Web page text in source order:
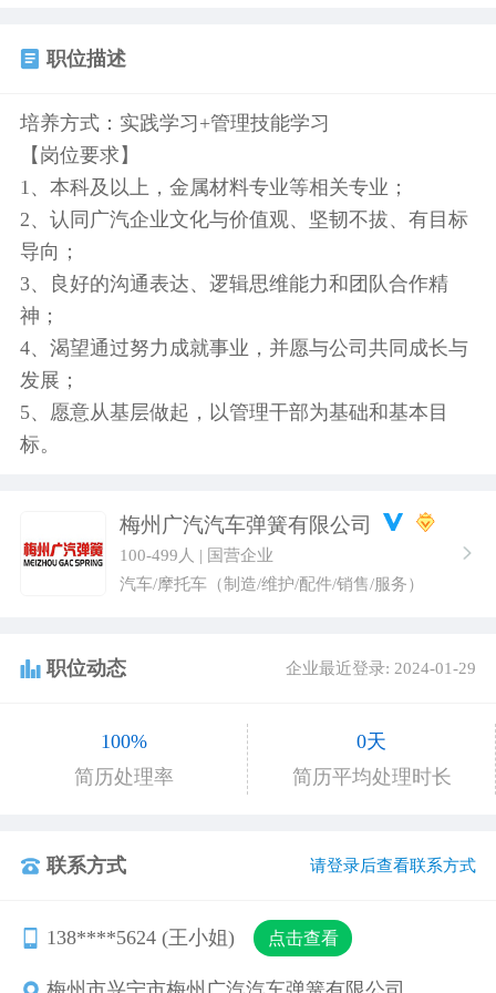
职位描述
培养方式：实践学习+管理技能学习
【岗位要求】
1、本科及以上，金属材料专业等相关专业；
2、认同广汽企业文化与价值观、坚韧不拔、有目标
导向；
3、良好的沟通表达、逻辑思维能力和团队合作精
神；
4、渴望通过努力成就事业，并愿与公司共同成长与
发展；
5、愿意从基层做起，以管理干部为基础和基本目
标。
梅州广汽汽车弹簧有限公司
100-499人 | 国营企业
汽车/摩托车（制造/维护/配件/销售/服务）
职位动态 企业最近登录: 2024-01-29
100%
简历处理率
0天
简历平均处理时长
联系方式 请登录后查看联系方式
138****5624 (王小姐) 点击查看